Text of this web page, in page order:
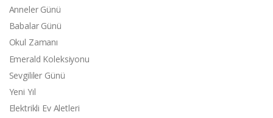
Anneler Günü
Babalar Günü
Okul Zamanı
Emerald Koleksiyonu
Sevgililer Günü
Yeni Yıl
Elektrikli Ev Aletleri